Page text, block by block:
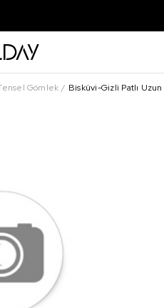
Gömlek Bisküvi-Gizli Patlı